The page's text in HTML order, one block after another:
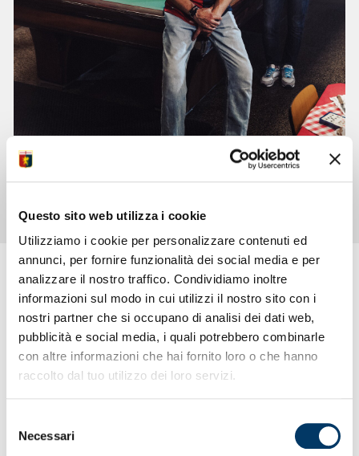
Questo sito web utilizza i cookie
Utilizziamo i cookie per personalizzare contenuti ed
annunci, per fornire funzionalità dei social media e per
analizzare il nostro traffico. Condividiamo inoltre
informazioni sul modo in cui utilizzi il nostro sito con i
nostri partner che si occupano di analisi dei dati web,
pubblicità e social media, i quali potrebbero combinarle
con altre informazioni che hai fornito loro o che hanno
raccolto dal tuo utilizzo dei loro servizi.
delNecessari
KIT HOME 2026/27
KIT HOME 2026/27
You’ll never run alone